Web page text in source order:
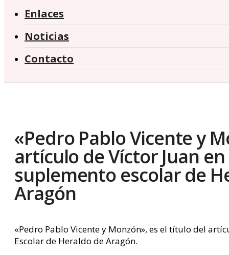
Enlaces
Noticias
Contacto
«Pedro Pablo Vicente y
artículo de Víctor Juan
suplemento escolar de
Aragón
«Pedro Pablo Vicente y Monzón», es el título del
Escolar de Heraldo de Aragón.